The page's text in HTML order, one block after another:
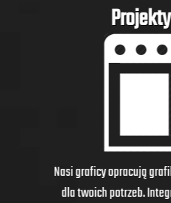
Projekty
Nasi graficy opracują grafiki
dla twoich potrzeb.